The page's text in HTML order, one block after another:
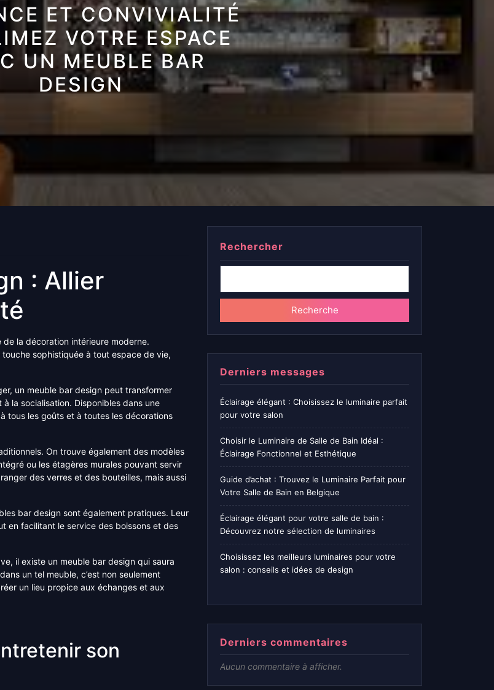
ET CONVIVIALITÉ
VOTRE ESPACE
UN MEUBLE BAR
DESIGN
: Allier
la décoration intérieure moderne.
sophistiquée à tout espace de vie,
un meuble bar design peut transformer
la socialisation. Disponibles dans une
tous les goûts et à toutes les décorations
On trouve également des modèles
ou les étagères murales pouvant servir
des verres et des bouteilles, mais aussi
bar design sont également pratiques. Leur
en facilitant le service des boissons et des
il existe un meuble bar design qui saura
un tel meuble, c’est non seulement
un lieu propice aux échanges et aux
son
Rechercher
Recherche
Derniers messages
Éclairage élégant : Choisissez le luminaire parfait
pour votre salon
Choisir le Luminaire de Salle de Bain Idéal :
Éclairage Fonctionnel et Esthétique
Guide d’achat : Trouvez le Luminaire Parfait pour
Votre Salle de Bain en Belgique
Éclairage élégant pour votre salle de bain :
Découvrez notre sélection de luminaires
Choisissez les meilleurs luminaires pour votre
salon : conseils et idées de design
Derniers commentaires
Aucun commentaire à afficher.